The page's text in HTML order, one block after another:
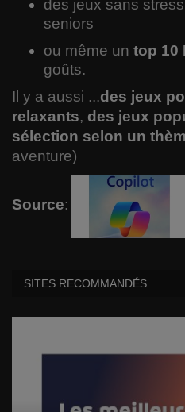
des jeux sans
seniors
ou même un top 10
goûts.
Il y a aussi ...des jeux
relaxants, des jeux
sélection selon un
aventure)
Source:
SITES RECOMMANDÉS